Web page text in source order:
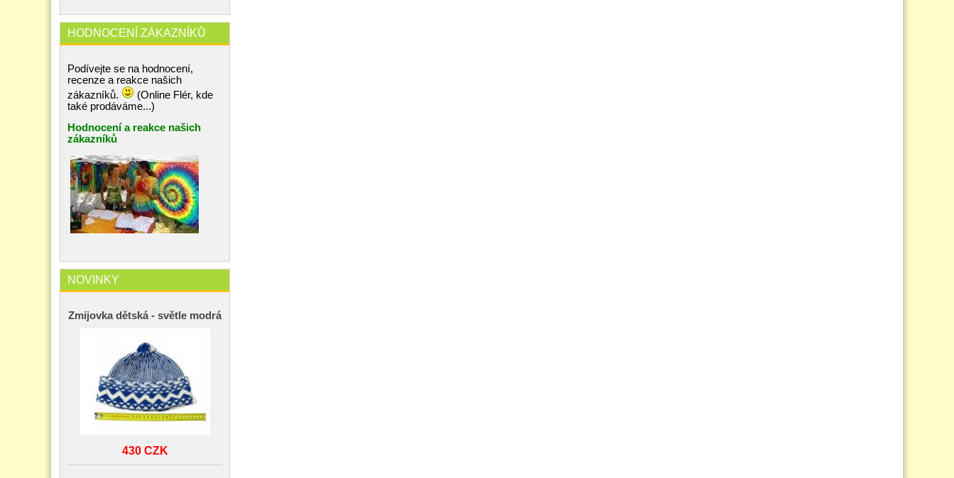
HODNOCENÍ ZÁKAZNÍKŮ
Podívejte se na hodnocení,
recenze a reakce našich
zákazníků.
(Online Flér, kde
také prodáváme...)
Hodnocení a reakce našich
zákazníků
NOVINKY
Zmijovka dětská - světle modrá
430 CZK